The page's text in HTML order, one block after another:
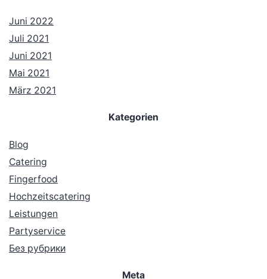
Juni 2022
Juli 2021
Juni 2021
Mai 2021
März 2021
Kategorien
Blog
Catering
Fingerfood
Hochzeitscatering
Leistungen
Partyservice
Без рубрики
Meta